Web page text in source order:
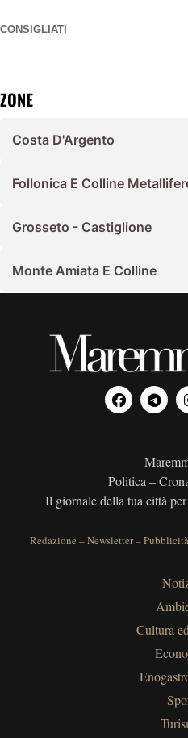
CONSIGLIATI
ZONE
Costa D'Argento
Follonica E Colline
Grosseto - Castiglione
Monte Amiata E Colline
Politica –
Il giornale della tua città
Redazione –Newsletter–Pubblicità
Cultura